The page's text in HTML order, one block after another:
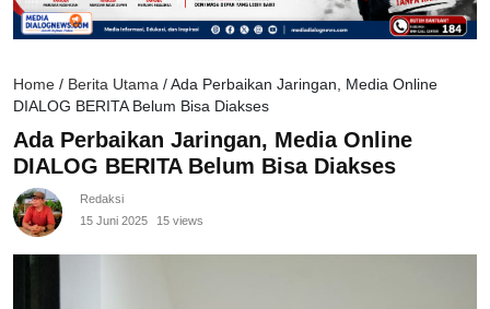
Home / Berita Utama / Ada Perbaikan Jaringan, Media Online
DIALOG BERITA Belum Bisa Diakses
Ada Perbaikan Jaringan, Media Online
DIALOG BERITA Belum Bisa Diakses
Redaksi
15 Juni 2025
15 views